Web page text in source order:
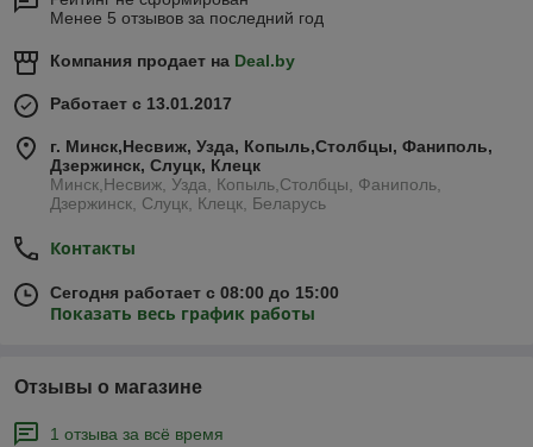
Менее 5 отзывов за последний год
Компания продает на Deal.by
Работает с 13.01.2017
г. Минск,Несвиж, Узда, Копыль,Столбцы, Фаниполь,
Дзержинск, Слуцк, Клецк
Минск,Несвиж, Узда, Копыль,Столбцы, Фаниполь,
Дзержинск, Слуцк, Клецк, Беларусь
Контакты
Сегодня работает с 08:00 до 15:00
Показать весь график работы
Отзывы о магазине
1 отзыва за всё время